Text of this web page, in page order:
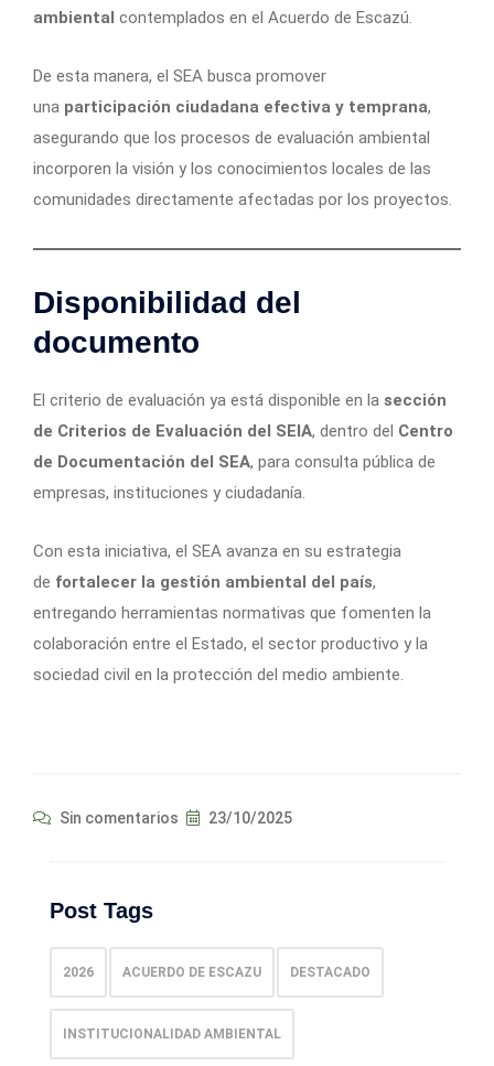
ambiental contemplados en el Acuerdo de Escazú.
De esta manera, el SEA busca promover
una participación ciudadana efectiva y temprana,
asegurando que los procesos de evaluación ambiental
incorporen la visión y los conocimientos locales de las
comunidades directamente afectadas por los proyectos.
Disponibilidad del
documento
El criterio de evaluación ya está disponible en la sección
de Criterios de Evaluación del SEIA, dentro del Centro
de Documentación del SEA, para consulta pública de
empresas, instituciones y ciudadanía.
Con esta iniciativa, el SEA avanza en su estrategia
de fortalecer la gestión ambiental del país,
entregando herramientas normativas que fomenten la
colaboración entre el Estado, el sector productivo y la
sociedad civil en la protección del medio ambiente.
Sin comentarios 23/10/2025
Post Tags
2026 ACUERDO DE ESCAZU DESTACADO
INSTITUCIONALIDAD AMBIENTAL